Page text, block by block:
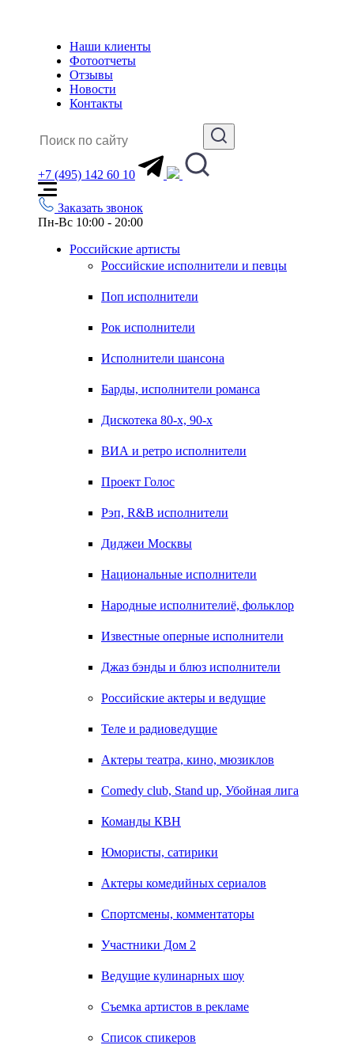
Наши клиенты
Фотоотчеты
Отзывы
Новости
Контакты
+7 (495) 142 60 10
Заказать звонок
Пн-Вс 10:00 - 20:00
Российские артисты
Российские исполнители и певцы
Поп исполнители
Рок исполнители
Исполнители шансона
Барды, исполнители романса
Дискотека 80-х, 90-х
ВИА и ретро исполнители
Проект Голос
Рэп, R&B исполнители
Диджеи Москвы
Национальные исполнители
Народные исполнителиё, фольклор
Известные оперные исполнители
Джаз бэнды и блюз исполнители
Российские актеры и ведущие
Теле и радиоведущие
Актеры театра, кино, мюзиклов
Comedy club, Stand up, Убойная лига
Команды КВН
Юмористы, сатирики
Актеры комедийных сериалов
Спортсмены, комментаторы
Участники Дом 2
Ведущие кулинарных шоу
Съемка артистов в рекламе
Список спикеров